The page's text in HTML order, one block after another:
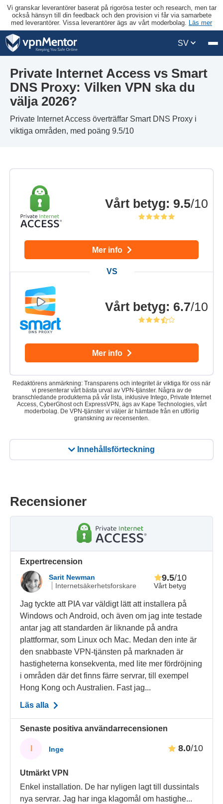
Vi granskar leverantörer baserat på rigorösa tester och research, men tar
också hänsyn till din feedback och den provision vi får via samarbete
med leverantörer. Vissa leverantörer ägs av vårt moderbolag. Läs mer
SV
Private Internet Access vs Smart
DNS Proxy: Vilken VPN ska du
välja 2026?
Private Internet Access överträffar Smart DNS Proxy i
viktiga områden, med poäng 9.5/10
Innehållsförteckning
Vårt betyg: 9.5/10
Mer info
Vårt betyg: 6.7/10
Mer info
Redaktörens anmärkning: Transparens och integritet är viktiga för oss när
vi presenterar vårt bästa urval av VPN-tjänster. Några av de
branschledande produkterna på vår lista, inklusive Intego, Private Internet
Access, CyberGhost och ExpressVPN, ägs av Kape Technologies, vårt
moderbolag. De VPN-tjänster vi väljer är hämtade från en utförlig
granskning av recensenten.
Recensioner
Expertrecension
Sarit Newman
Internetsäkerhetsforskare
Vårt betyg
9.5/10
Jag tyckte att PIA var väldigt lätt att installera på
Windows och Android, och även om jag inte testade
antar jag att standarden är liknande på andra
plattformar, som Linux och Mac. Medan den inte är
den snabbaste VPN-tjänsten på marknaden är
hastigheterna konsekventa, med lite mer fördröjning
i områden där det finns färre servrar, till exempel
Hong Kong och Australien. Fast jag...
Läs alla
Senaste positiva användarrecensionen
Inge 8.0/10
Utmärkt VPN
Enkel installation. De har nyligen lagt till dussintals
nya servrar. Jag har inga klagomål om hastighe...